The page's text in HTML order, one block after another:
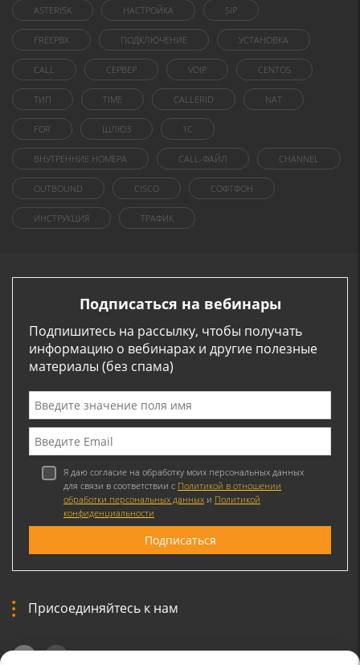
ASTERISK НАСТРОЙКА SIP
FREEPBX ПОДКЛЮЧЕНИЕ УСТАНОВКА
CALL СЕРВЕР VOIP CENTOS
ТИП TIME CALLERID NAT
FOR ШЛЮЗ 1C
ВНУТРЕННИЕ НОМЕРА CALL-ФАЙЛ CHANNEL
OUTBOUND CISCO СОФТФОН
ИНСТРУКЦИЯ ТРАФИК
Подписаться на вебинары
Подпишитесь на рассылку, чтобы получать
информацию о вебинарах и другие полезные
материалы (без спама)
Я даю согласие на обработку моих персональных данных
для связи в соответствии с Политикой в отношении
обработки персональных данных и Политикой
конфиденциальности
Присоединяйтесь к нам